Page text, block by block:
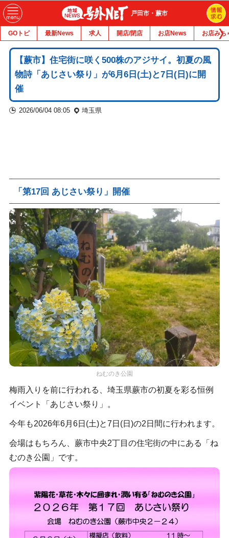
戸田市・蕨市
GOトピ 最新News 求人 開店/閉店 お店News お店みち
【蕨市】住宅街に咲く500株のアジサイ。初夏の風
物詩「あじさい祭り」が6月6日(土)と7日(日)に開
催
2026/06/04 08:05 埼玉県
「第17回 あじさい祭り」開催
ねむのき公園
梅雨入りを前に行われる、埼玉県蕨市の初夏を彩る恒例
イベント「あじさい祭り」。
今年も2026年6月6日(土)と7日(日)の2日間に行われます。
会場はもちろん、蕨市中央2丁目の住宅街の中にある「ね
むのき公園」です。